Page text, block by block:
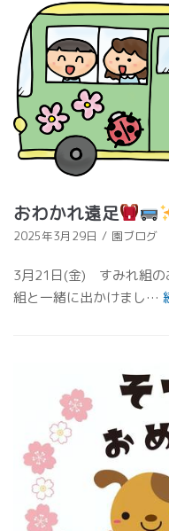
おわかれ遠足
2025年3月29日 園ブログ
3月21日(金) すみれ組の
組と一緒に出かけまし…